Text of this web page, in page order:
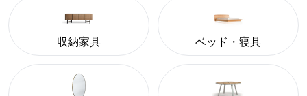
収納家具 ベッド・寝具